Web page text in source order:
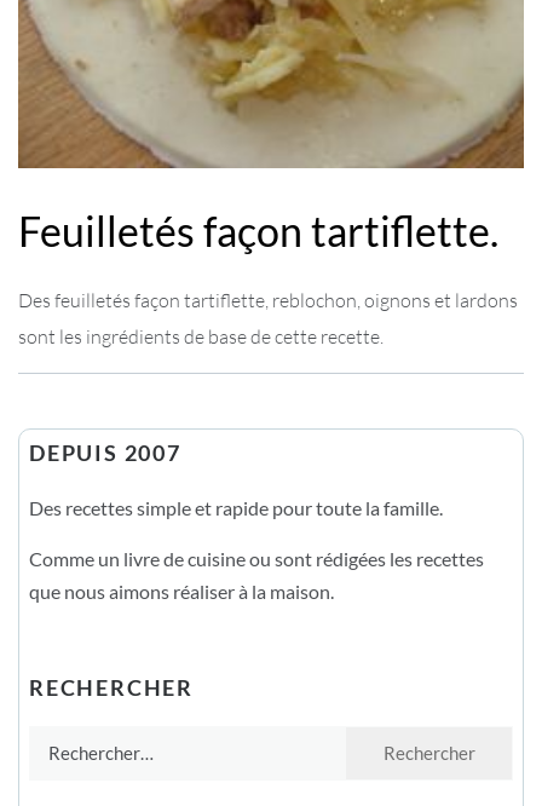
Feuilletés façon tartiflette.
Des feuilletés façon tartiflette, reblochon, oignons et lardons
sont les ingrédients de base de cette recette.
DEPUIS 2007
Des recettes simple et rapide pour toute la famille.
Comme un livre de cuisine ou sont rédigées les recettes
que nous aimons réaliser à la maison.
RECHERCHER